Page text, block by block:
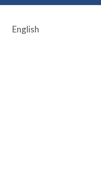
English